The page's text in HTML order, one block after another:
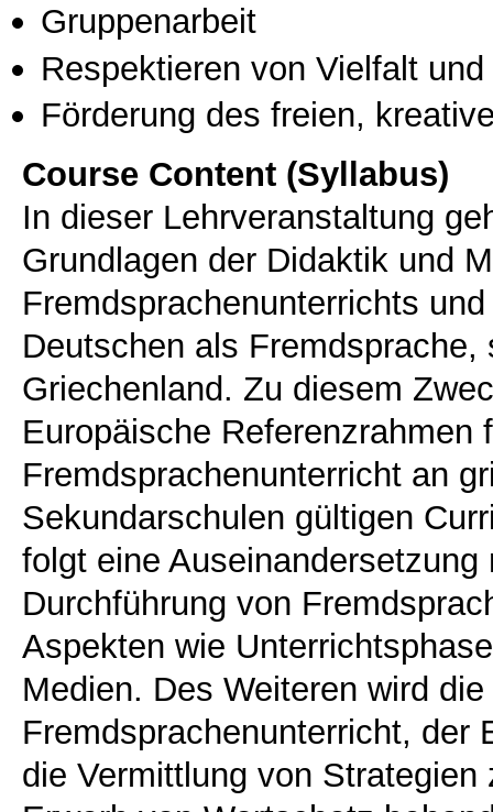
Gruppenarbeit
Respektieren von Vielfalt
Förderung des freien,
Course Content (Syllabus)
In dieser Lehrveranstaltung
Grundlagen der Didaktik und
Fremdsprachenunterrichts
Deutschen als
Griechenland. Zu diesem
Europäische Referenzrahmen
Fremdsprachenunterricht an
Sekundarschulen gültigen
folgt eine
Durchführung von
Aspekten wie
Medien. Des Weiteren wird
Fremdsprachenunterricht, der
die Vermittlung von